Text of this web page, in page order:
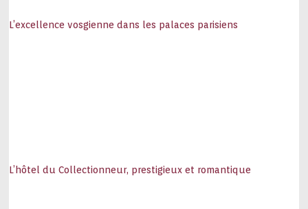
L’excellence vosgienne dans les palaces parisiens
L’hôtel du Collectionneur, prestigieux et romantique